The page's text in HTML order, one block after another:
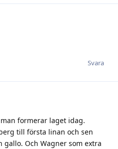
Svara
formerar laget idag.
till första linan och sen
gallo. Och Wagner som extra